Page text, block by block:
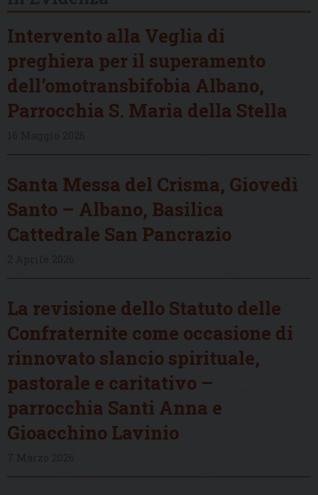
Intervento alla Veglia di
preghiera per il superamento
dell’omotransbifobia Albano,
Parrocchia S. Maria della Stella
Santa Messa del Crisma, Giovedì
Santo – Albano, Basilica
Cattedrale San Pancrazio
La revisione dello Statuto delle
Confraternite come occasione di
rinnovato slancio spirituale,
pastorale e caritativo –
parrocchia Santi Anna e
Gioacchino Lavinio